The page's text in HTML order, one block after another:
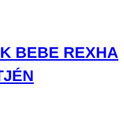
BEBE REXHA